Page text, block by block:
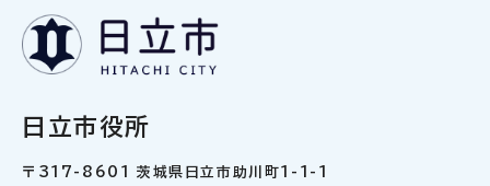
日立市役所
〒317-8601 茨城県日立市助川町1-1-1